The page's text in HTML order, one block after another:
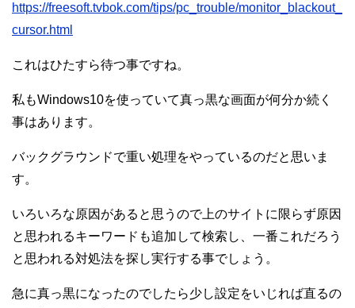
https://freesoft.tvbok.com/tips/pc_trouble/monitor_blackout_
cursor.html
これはひたすら待つ事ですね。
私もWindows10を使っていて真っ黒な画面が何分か続く
事はあります。
バックグラウンドで重い処理をやっているのだと思いま
す。
いろいろな原因があると思うので上のサイトに限らず原因
と思われるキーワードも追加して検索し、一番これだろう
と思われる対処法を探し実行する事でしょう。
急に真っ黒になったのでしたら少し設定をいじれば直るの